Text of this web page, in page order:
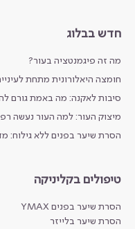
טיפולים בקליניקה
הסרת שיער בפנים YMAX
הסרת שיער בלייזר
חדש בבלוג
מה זה פיגמנטציה בעור?
חומצה היאלורונית מתחת
סיבות לאקנה: מה באמת גורם
מיצוק העור: למה העור נעשה
הסרת שיער בפנים ללא גילוח: